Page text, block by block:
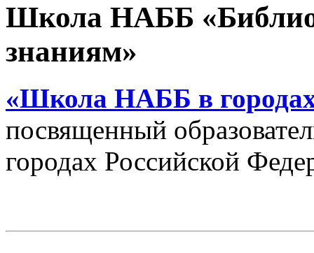
Школа НАББ
знаниям»
«Школа НАББ в
посвященный
городах Российской